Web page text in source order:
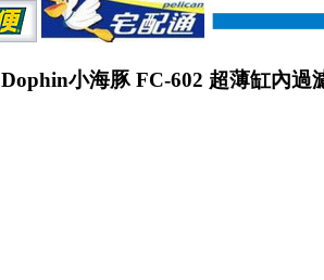
Dophin小海豚 FC-602 超薄缸內過